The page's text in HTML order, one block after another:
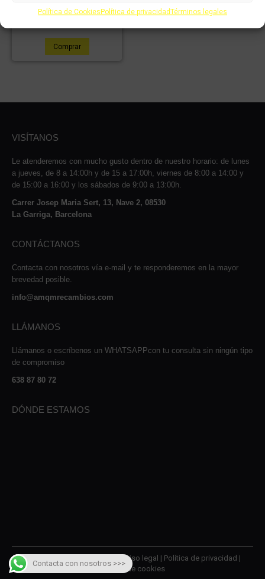
Política de CookiesPolítica de privacidadTérminos legales
incluido
Comprar
VISÍTANOS
Le atenderemos con mucho gusto dentro de nuestro horario: de lunes
a jueves, de 8 a 14:00h y de 15 a 17:00h, viernes de 8:00 a 14:00 y
de 15:00 a 16:00 y los sábados de 9:00 a 13:00h.
Carrer Josep Maria Sert, 13, Nave 2, 08530
La Garriga, Barcelona
CONTÁCTANOS
Contacta con nosotros vía e-mail y te responderemos en la mayor
brevedad posible.
info@amqmrecambios.com
LLÁMANOS
Llámanos o escríbenos un WHATSAPPcon tu consulta sin ningún tipo
de compromiso
638 87 80 72
DÓNDE ESTAMOS
© 2026 AMQM Recambios | Aviso legal | Política de privacidad |
Política de cookies
Contacta con nosotros >>>